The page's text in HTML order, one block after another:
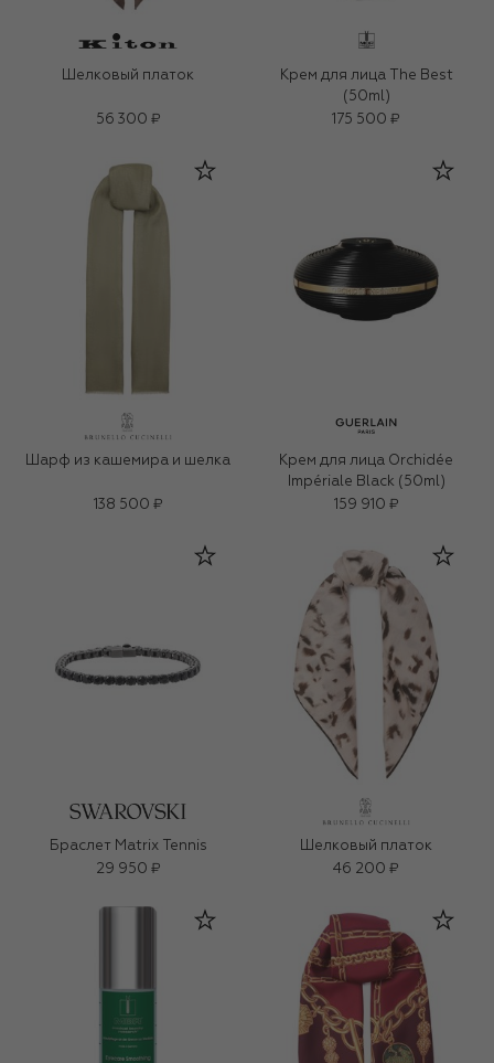
Шелковый платок
56 300 ₽
Крем для лица The Best
(50ml)
175 500 ₽
Шарф из кашемира и шелка
138 500 ₽
Крем для лица Orchidée
Impériale Black (50ml)
159 910 ₽
Браслет Matrix Tennis
29 950 ₽
Шелковый платок
46 200 ₽